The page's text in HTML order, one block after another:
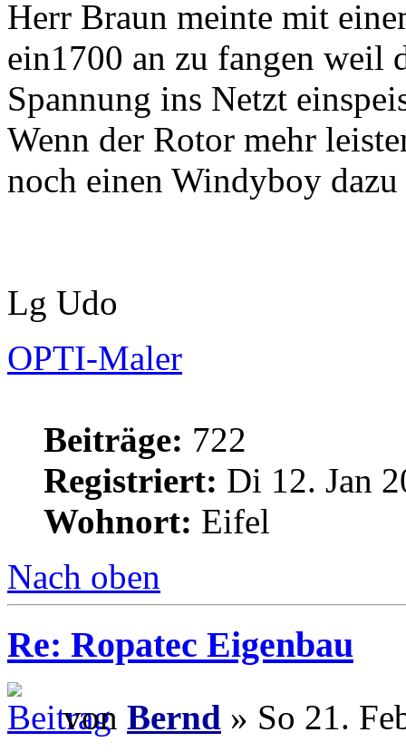
Herr Braun meinte mit
ein1700 an zu fangen weil
Spannung ins Netzt
Wenn der Rotor mehr
noch einen Windyboy dazu
Lg Udo
OPTI-Maler
Beiträge: 722
Registriert: Di 12. Jan
Wohnort: Eifel
Nach oben
Re: Ropatec Eigenbau
von Bernd » So 21.